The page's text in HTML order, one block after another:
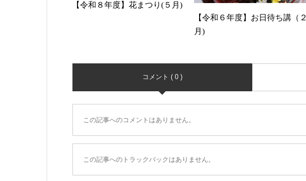
【令和８年度】花まつり(５月)
【令和６年度】お日待ち講（２
月)
コメント ( 0 )
この記事へのコメントはありません。
この記事へのトラックバックはありません。